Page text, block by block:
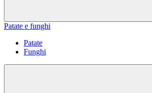
Patate e funghi
Patate
Funghi